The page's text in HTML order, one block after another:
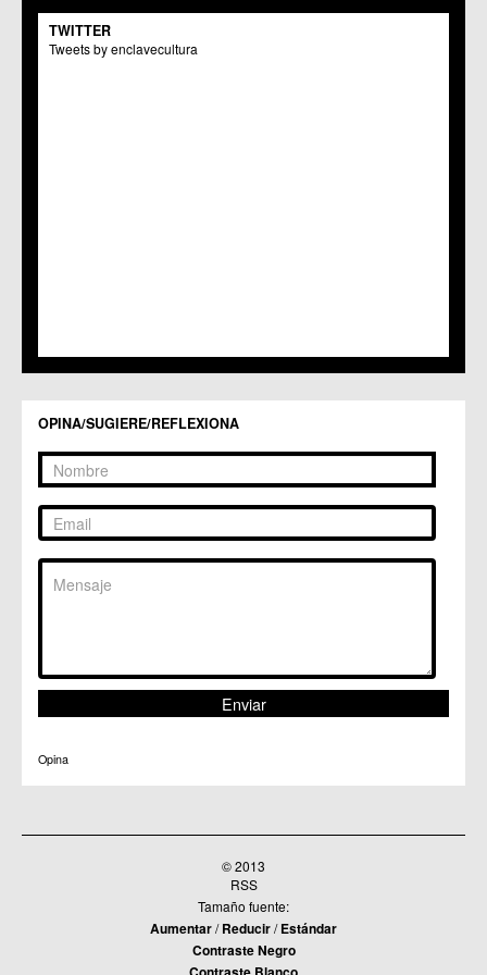
TWITTER
Tweets by enclavecultura
OPINA/SUGIERE/REFLEXIONA
Opina
© 2013
RSS
Tamaño fuente:
Aumentar/Reducir/Estándar
Contraste Negro